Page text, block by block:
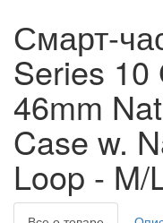
Смарт-
Series 10
46mm
Case w.
Loop - M/